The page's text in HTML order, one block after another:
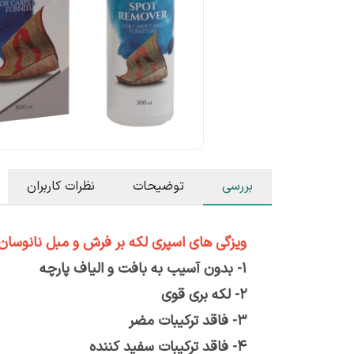
بررسی توضیحات نظرات کاربران
ویزگی های اسپری لکه بر فرش و مبل
1- بدون آسیب به بافت و الیاف پارچه
2- لکه بری قوی
3- فاقد ترکیبات مضر
4- فاقد ترکیبات سفید کننده